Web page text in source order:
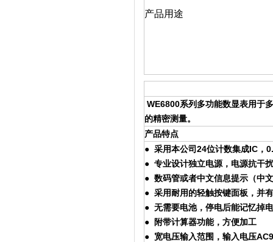
产品用途
WE6800系列多功能数显表用于
的精密测量。
产品特点
● 采用本公司24位计数集成IC，
● 专业设计独立电源，电源抗干
● 数码管或者中文信息提示（中
● 采用耐用的轻触按键面板，并
● 无需要电池，停电后能记忆掉
● 附带计算器功能，方便加工
● 宽电压输入范围，输入电压